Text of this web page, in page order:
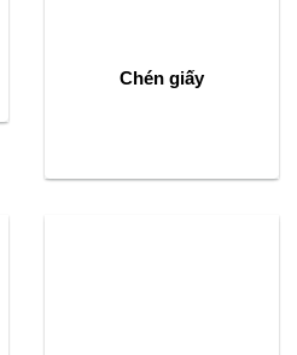
Chén giấy